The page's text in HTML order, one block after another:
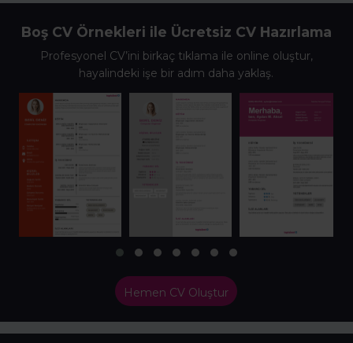
Boş CV Örnekleri ile Ücretsiz CV Hazırlama
Profesyonel CV’ini birkaç tıklama ile online oluştur,
hayalindeki işe bir adım daha yaklaş.
Hemen CV Oluştur